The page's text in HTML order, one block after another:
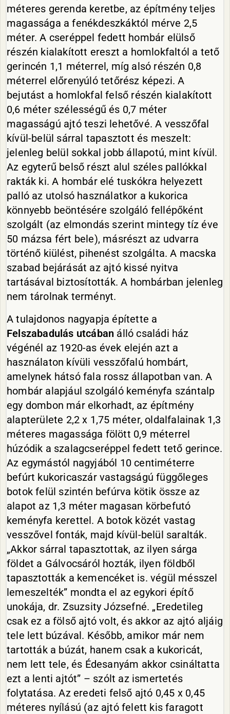
méteres gerenda keretbe, az építmény teljes
magassága a fenékdeszkáktól mérve 2,5
méter. A cseréppel fedett hombár elülső
részén kialakított ereszt a homlokfaltól a tető
gerincén 1,1 méterrel, míg alsó részén 0,8
méterrel előrenyúló tetőrész képezi. A
bejutást a homlokfal felső részén kialakított
0,6 méter szélességű és 0,7 méter
magasságú ajtó teszi lehetővé. A vesszőfal
kívül-belül sárral tapasztott és meszelt:
jelenleg belül sokkal jobb állapotú, mint kívül.
Az egyterű belső részt alul széles pallókkal
rakták ki. A hombár elé tuskókra helyezett
palló az utolsó használatkor a kukorica
könnyebb beöntésére szolgáló fellépőként
szolgált (az elmondás szerint mintegy tíz éve
50 mázsa fért bele), másrészt az udvarra
történő kiülést, pihenést szolgálta. A macska
szabad bejárását az ajtó kissé nyitva
tartásával biztosították. A hombárban jelenleg
nem tárolnak terményt.
A tulajdonos nagyapja építette a
Felszabadulás utcában álló családi ház
végénél az 1920-as évek elején azt a
használaton kívüli vesszőfalú hombárt,
amelynek hátsó fala rossz állapotban van. A
hombár alapjául szolgáló keményfa szántalp
egy dombon már elkorhadt, az építmény
alapterülete 2,2 x 1,75 méter, oldalfalainak 1,3
méteres magassága fölött 0,9 méterrel
húzódik a szalagcseréppel fedett tető gerince.
Az egymástól nagyjából 10 centiméterre
befúrt kukoricaszár vastagságú függőleges
botok felül szintén befúrva kötik össze az
alapot az 1,3 méter magasan körbefutó
keményfa kerettel. A botok közét vastag
vesszővel fonták, majd kívül-belül saralták.
„Akkor sárral tapasztottak, az ilyen sárga
földet a Gálvocsáról hozták, ilyen földből
tapasztották a kemencéket is. végül mésszel
lemeszelték” mondta el az egykori építő
unokája, dr. Zsuzsity Józsefné. „Eredetileg
csak ez a fölső ajtó volt, és akkor az ajtó aljáig
tele lett búzával. Később, amikor már nem
tartották a búzát, hanem csak a kukoricát,
nem lett tele, és Édesanyám akkor csináltatta
ezt a lenti ajtót” – szólt az ismertetés
folytatása. Az eredeti felső ajtó 0,45 x 0,45
méteres nyílású (az ajtó felett kis faragott